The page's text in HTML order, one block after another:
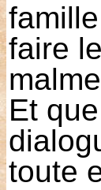
faire
Et
toute